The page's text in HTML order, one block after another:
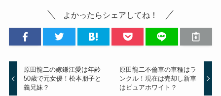
よかったらシェアしてね！
原田龍二の嫁鎌江愛は年齢
50歳で元女優！松本朋子と
義兄妹？
原田龍二不倫車の車種はラ
ンクル！現在は売却し新車
はピュアホワイト？